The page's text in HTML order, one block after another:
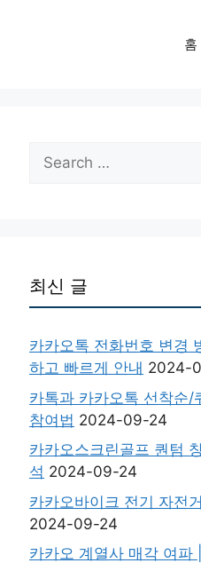
홈
Search
for:
최신 글
카카오톡 전화번호 변경
하고 빠르게 안내 2024-
카톡과 카카오톡 선착순/
참여법 2024-09-24
카카오스크린골프 퀀텀
석 2024-09-24
카카오바이크 전기 자전
2024-09-24
카카오 계열사 매각 여파